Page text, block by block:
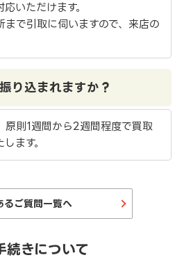
いただけます。
まで引取に伺いますので、来店の
り込まれますか？
原則1週間から2週間程度で買取
ます。
るご質問一覧へ
続きについて